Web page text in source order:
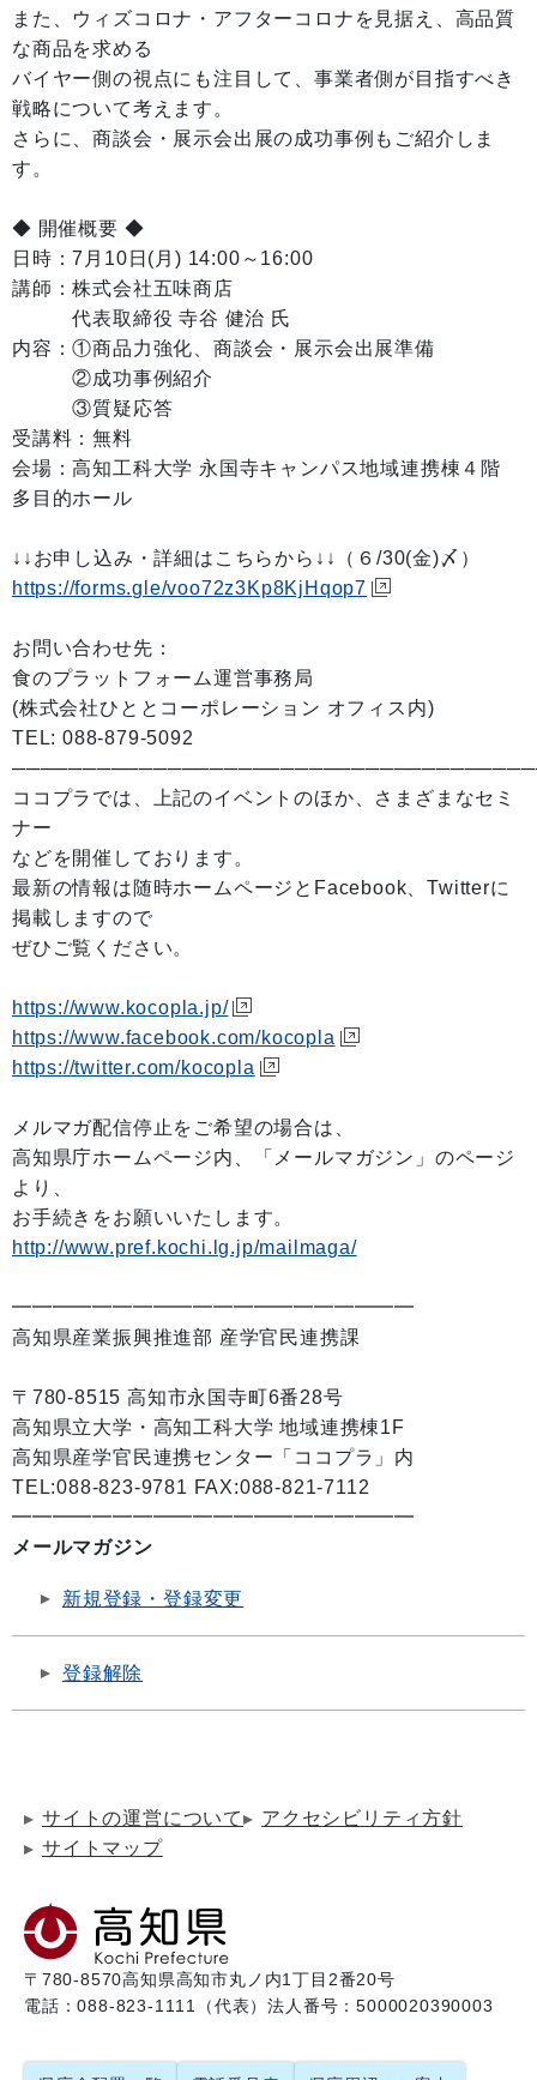
また、ウィズコロナ・アフターコロナを見据え、高品質
な商品を求める
バイヤー側の視点にも注目して、事業者側が目指すべき
戦略について考えます。
さらに、商談会・展示会出展の成功事例もご紹介しま
す。
◆ 開催概要 ◆
日時：7月10日(月) 14:00～16:00
講師：株式会社五味商店
代表取締役 寺谷 健治 氏
内容：①商品力強化、商談会・展示会出展準備
②成功事例紹介
③質疑応答
受講料：無料
会場：高知工科大学 永国寺キャンパス地域連携棟４階
多目的ホール
↓↓お申し込み・詳細はこちらから↓↓（６/30(金)〆）
https://forms.gle/voo72z3Kp8KjHqop7
お問い合わせ先：
食のプラットフォーム運営事務局
(株式会社ひととコーポレーション オフィス内)
TEL: 088-879-5092
ココプラでは、上記のイベントのほか、さまざまなセミ
ナー
などを開催しております。
最新の情報は随時ホームページとFacebook、Twitterに
掲載しますので
ぜひご覧ください。
https://www.kocopla.jp/
https://www.facebook.com/kocopla
https://twitter.com/kocopla
メルマガ配信停止をご希望の場合は、
高知県庁ホームページ内、「メールマガジン」のページ
より、
お手続きをお願いいたします。
http://www.pref.kochi.lg.jp/mailmaga/
━━━━━━━━━━━━━━━━━━━━
高知県産業振興推進部 産学官民連携課
〒780-8515 高知市永国寺町6番28号
高知県立大学・高知工科大学 地域連携棟1F
高知県産学官民連携センター「ココプラ」内
TEL:088-823-9781 FAX:088-821-7112
━━━━━━━━━━━━━━━━━━━━
メールマガジン
新規登録・登録変更
登録解除
サイトの運営について
アクセシビリティ方針
サイトマップ
〒780-8570高知県高知市丸ノ内1丁目2番20号
電話：088-823-1111（代表）法人番号：5000020390003